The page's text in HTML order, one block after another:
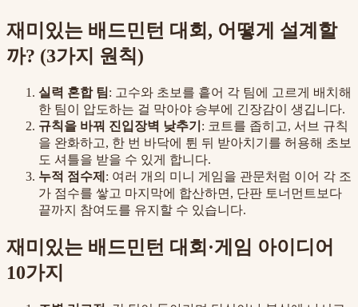
재미있는 배드민턴 대회, 어떻게 설계할
까? (3가지 원칙)
실력 혼합 팀: 고수와 초보를 흩어 각 팀에 고르게 배치해
한 팀이 압도하는 걸 막아야 승부에 긴장감이 생깁니다.
규칙을 바꿔 진입장벽 낮추기 : 코트를 좁히고, 서브 규칙
을 완화하고, 한 번 바닥에 튄 뒤 받아치기를 허용해 초보
도 셔틀을 받을 수 있게 합니다.
누적 점수제 : 여러 개의 미니 게임을 관문처럼 이어 각 조
가 점수를 쌓고 마지막에 합산하면, 단판 토너먼트보다
끝까지 참여도를 유지할 수 있습니다.
재미있는 배드민턴 대회·게임 아이디어
10가지